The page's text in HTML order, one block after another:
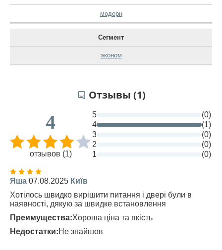
модерн
Сегмент
эконом
Отзывы (1)
4
отзывов (1)
5
(0)
4
(1)
3
(0)
2
(0)
1
(0)
Яша 07.08.2025 Київ
Хотілось швидко вирішити питання і двері були в
наявності, дякую за швидке встановлення
Преимущества:Хороша ціна та якість
Недостатки:Не знайшов